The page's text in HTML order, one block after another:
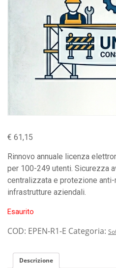
€ 61,15
Rinnovo annuale licenza
per 100-249 utenti. Sicurezza
centralizzata e protezione
infrastrutture aziendali.
Esaurito
COD: EPEN-R1-E Categoria:
Descrizione